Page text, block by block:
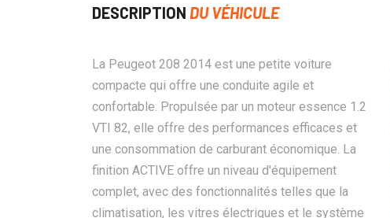
DESCRIPTION DU VÉHICULE
La Peugeot 208 2014 est une petite voiture
compacte qui offre une conduite agile et
confortable. Propulsée par un moteur essence 1.2
VTI 82, elle offre des performances efficaces et
une consommation de carburant économique. La
finition ACTIVE offre un niveau d'équipement
complet, avec des fonctionnalités telles que la
climatisation, les vitres électriques et le système